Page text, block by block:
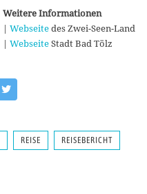
Weitere Informationen
| Webseitedes Zwei-Seen-Land
| WebseiteStadt Bad Tölz
REISE REISEBERICHT